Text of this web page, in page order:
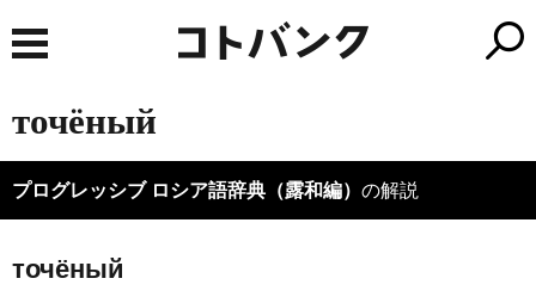
точёный
プログレッシブ ロシア語辞典（露和編） の解説
точёный